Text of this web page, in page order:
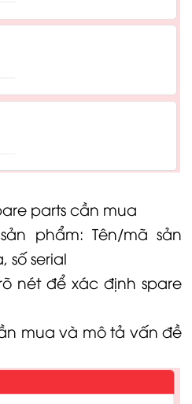
parts cần mua
phẩm: Tên/mã sản
số serial
nét để xác định spare
mua và mô tả vấn đề